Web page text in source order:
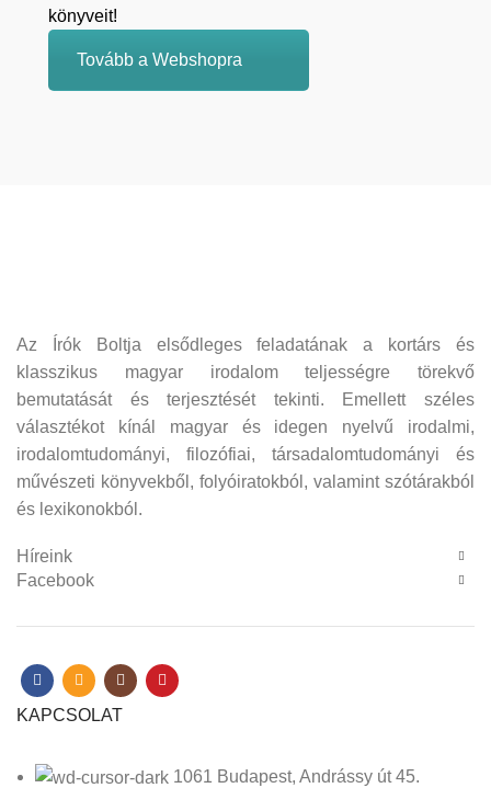
könyveit!
Tovább a Webshopra
Az Írók Boltja elsődleges feladatának a kortárs és
klasszikus magyar irodalom teljességre törekvő
bemutatását és terjesztését tekinti. Emellett széles
választékot kínál magyar és idegen nyelvű irodalmi,
irodalomtudományi, filozófiai, társadalomtudományi és
művészeti könyvekből, folyóiratokból, valamint szótárakból
és lexikonokból.
Híreink
Facebook
KAPCSOLAT
1061 Budapest, Andrássy út 45.